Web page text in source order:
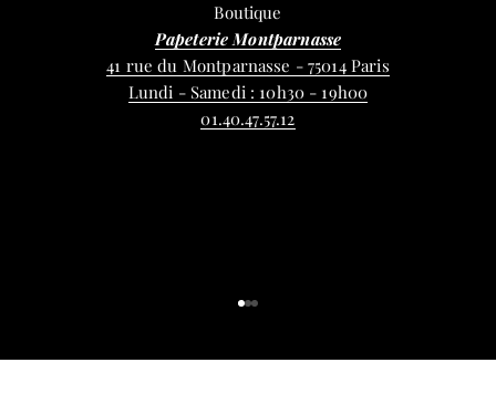
Boutique
Papeterie Montparnasse
41 rue du Montparnasse - 75014 Paris
Lundi - Samedi : 10h30 - 19h00
01.40.47.57.12